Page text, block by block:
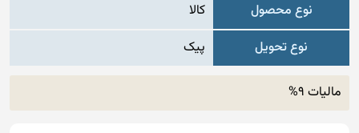
نوع محصول
کالا
نوع تحویل
پیک
مالیات 9%